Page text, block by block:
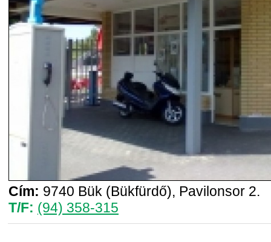
Cím: 9740 Bük (Bükfürdő), Pavilonsor 2.
T/F: (94) 358-315